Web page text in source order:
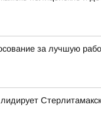
за лучшую